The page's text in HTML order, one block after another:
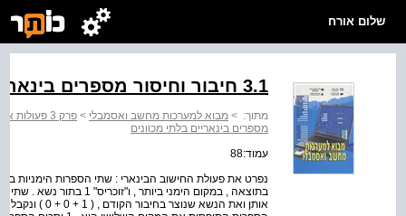
שלום אורח
3.1 חיבור וחיסור מספרים בינאריים בלתי מכוונים
מתוך: > מבוא למערכות מחשב ואסמבלי > פרק 3 פעולות אריתמטיות על ייצוג בינארי במחשב
מספרים בינאריים בלתי מכוונים
עמוד:88